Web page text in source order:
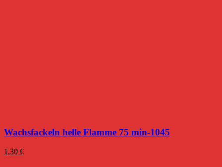
Wachsfackeln helle Flamme 75 min-1045
1,30 €